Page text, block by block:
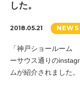
した。
2018.05.21 NEWS
「神戸ショールーム
ーサウス通りの
ムが紹介されました